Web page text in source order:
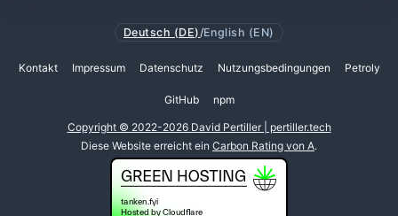
Deutsch (DE) /English (EN)
Kontakt Impressum Datenschutz Nutzungsbedingungen Petroly
GitHub npm
Copyright © 2022-2026 David Pertiller | pertiller.tech
Diese Website erreicht ein Carbon Rating von A.